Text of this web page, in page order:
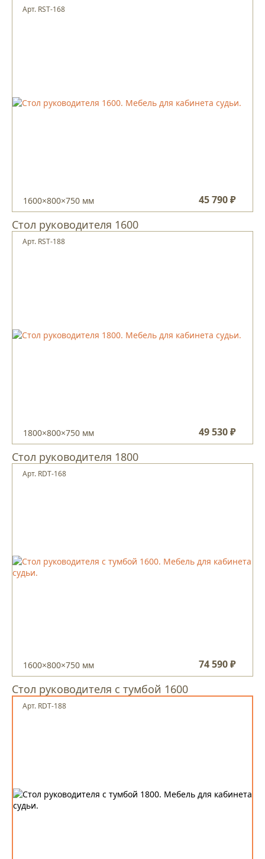
1600×800×750 мм 45 790 ₽
Арт. RST-168
Стол руководителя 1600
1800×800×750 мм 49 530 ₽
Арт. RST-188
Стол руководителя 1800
1600×800×750 мм 74 590 ₽
Арт. RDT-168
Стол руководителя с тумбой 1600
Арт. RDT-188